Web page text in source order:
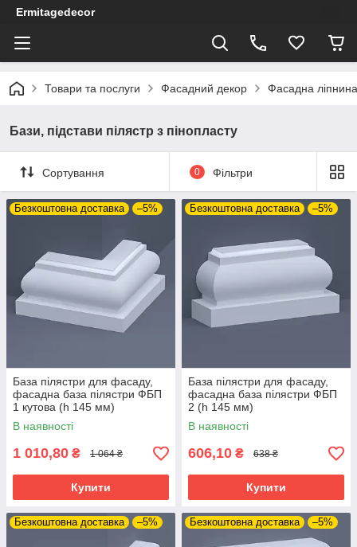
Ermitagedecor
Товари та послуги Фасадний декор Фасадна ліпнина
Бази, підстави пілястр з пінопласту
Сортування 0 Фільтри
Безкоштовна доставка –5%
База пілястри для фасаду,
фасадна база пілястри ФБП
1 кутова (h 145 мм)
В наявності
1 010,80 ₴ 1 064 ₴
Купити
Безкоштовна доставка –5%
База пілястри для фасаду,
фасадна база пілястри ФБП
2 (h 145 мм)
В наявності
606,10 ₴ 638 ₴
Купити
Безкоштовна доставка –5% Безкоштовна доставка –5%